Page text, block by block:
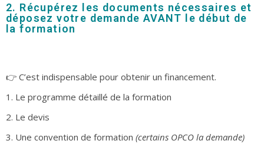
2. Récupérez les documents nécessaires et
déposez votre demande AVANT le début de
la formation
👉 C’est indispensable pour obtenir un financement.
1. Le programme détaillé de la formation
2. Le devis
3. Une convention de formation (certains OPCO la demande)